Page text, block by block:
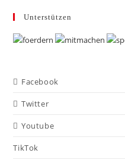
Unterstützen
Facebook
Twitter
Youtube
TikTok